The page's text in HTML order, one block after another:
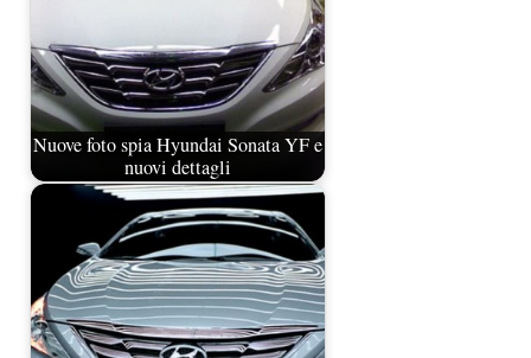
Nuove foto spia Hyundai Sonata YF e
nuovi dettagli